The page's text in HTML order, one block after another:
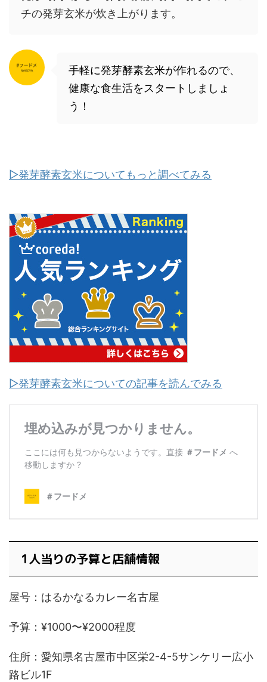
チの発芽玄米が炊き上がります。
手軽に発芽酵素玄米が作れるので、
健康な食生活をスタートしましょ
う！
▷発芽酵素玄米についてもっと調べてみる
▷発芽酵素玄米についての記事を読んでみる
1人当りの予算と店舗情報
屋号：はるかなるカレー名古屋
予算：¥1000〜¥2000程度
住所：愛知県名古屋市中区栄2-4-5サンケリー広小
路ビル1F